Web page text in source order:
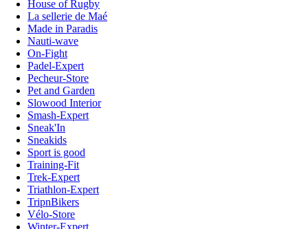
House of Rugby
La sellerie de Maé
Made in Paradis
Nauti-wave
On-Fight
Padel-Expert
Pecheur-Store
Pet and Garden
Slowood Interior
Smash-Expert
Sneak'In
Sneakids
Sport is good
Training-Fit
Trek-Expert
Triathlon-Expert
TripnBikers
Vélo-Store